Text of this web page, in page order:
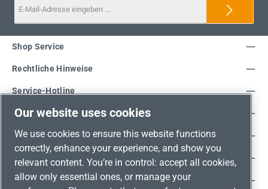
Service-Hotline
Shop Service
Rechtliche Hinweise
Unsere Vorteile
Versandarten
Zahlungsarten
Adresse
Our website uses cookies
We use cookies to ensure this website functions
correctly, enhance your experience, and show you
relevant content. You’re in control: accept all cookies,
allow only essential ones, or manage your